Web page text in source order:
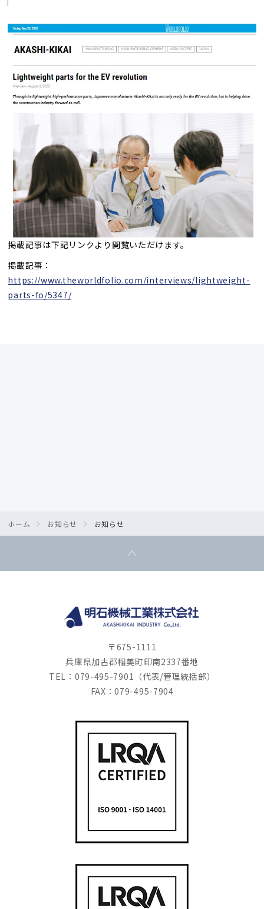
掲載記事は下記リンクより閲覧いただけます。
掲載記事：
https://www.theworldfolio.com/interviews/lightweight-
parts-fo/5347/
ホーム お知らせ お知らせ
〒675-1111
兵庫県加古郡稲美町印南2337番地
TEL：079-495-7901（代表/管理統括部）
FAX：079-495-7904